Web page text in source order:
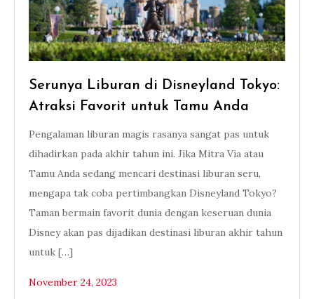
Serunya Liburan di Disneyland Tokyo:
Atraksi Favorit untuk Tamu Anda
Pengalaman liburan magis rasanya sangat pas untuk
dihadirkan pada akhir tahun ini. Jika Mitra Via atau
Tamu Anda sedang mencari destinasi liburan seru,
mengapa tak coba pertimbangkan Disneyland Tokyo?
Taman bermain favorit dunia dengan keseruan dunia
Disney akan pas dijadikan destinasi liburan akhir tahun
untuk […]
November 24, 2023